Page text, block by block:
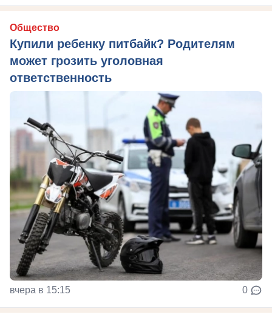
Общество
Купили ребенку питбайк? Родителям
может грозить уголовная
ответственность
вчера в 15:15 0